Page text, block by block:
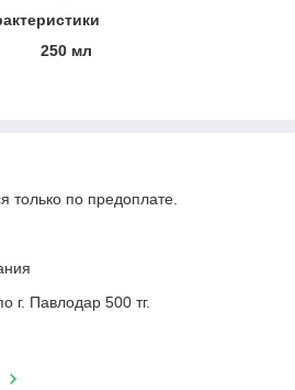
250 мл
только по предоплате.
г. Павлодар 500 тг.